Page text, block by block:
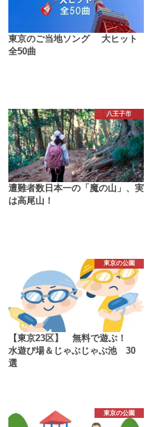
東京のご当地ソング 大ヒット
全50曲
八王子市
遭難者数日本一の「魔の山」、実
は高尾山！
東京の公園
【東京23区】 無料で遊ぶ！
水遊び場＆じゃぶじゃぶ池 30
選
東京の公園